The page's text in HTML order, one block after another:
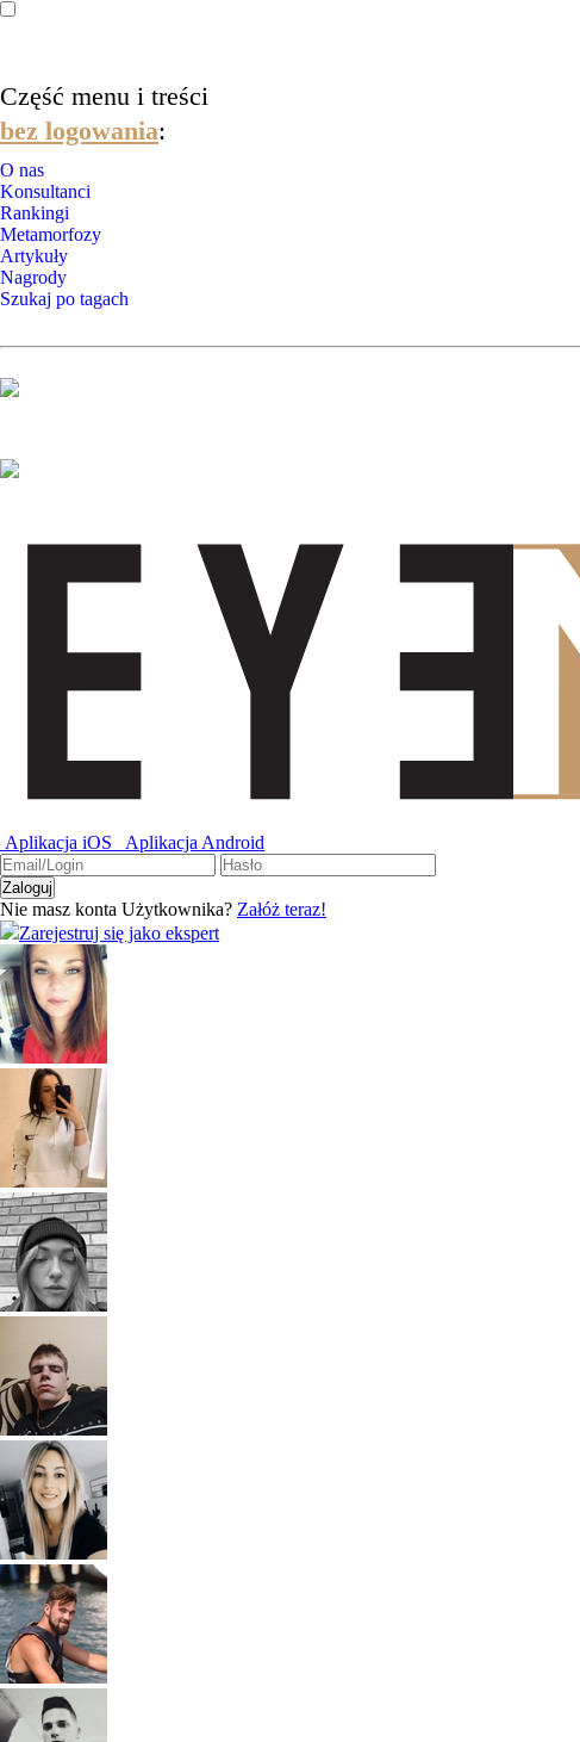
Część menu i treści
bez logowania:
O nas
Konsultanci
Rankingi
Metamorfozy
Artykuły
Nagrody
Szukaj po tagach
Aplikacja iOS Aplikacja Android
Nie masz konta Użytkownika? Załóż teraz!
Zarejestruj się jako ekspert